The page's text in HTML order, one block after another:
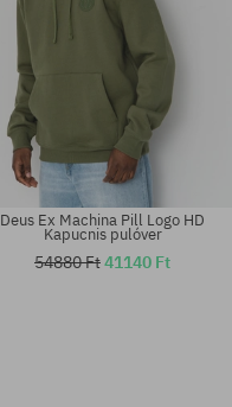
Deus Ex Machina Pill Logo HD
Kapucnis pulóver
54880 Ft41140 Ft